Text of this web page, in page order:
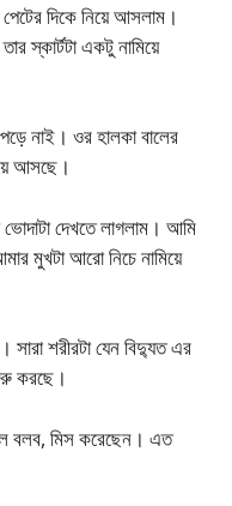
দিকে নিয়ে আসলাম।
স্কার্টটা একটু নামিয়ে
নাই। ওর হালকা বালের
আসছে।
দেখতে লাগলাম। আমি
মুখটা আরো নিচে নামিয়ে
শরীরটা যেন বিদ্যুত এর
করছে।
বলব, মিস করেছেন। এত